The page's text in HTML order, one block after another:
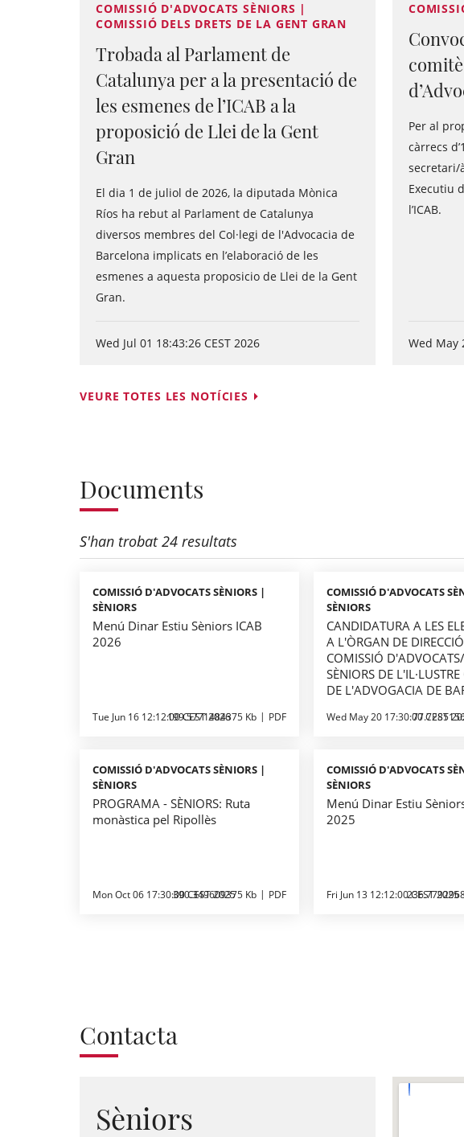
COMISSIÓ D'ADVOCATS SÈNIORS |
COMISSIÓ DELS DRETS DE LA GENT GRAN
Trobada al Parlament de
Catalunya per a la presentació de
les esmenes de l’ICAB a la
proposició de Llei de la Gent
Gran
El dia 1 de juliol de 2026, la diputada Mònica
Ríos ha rebut al Parlament de Catalunya
diversos membres del Col·legi de l'Advocacia de
Barcelona implicats en l’elaboració de les
esmenes a aquesta proposicio de Llei de la Gent
Gran.
Wed Jul 01 18:43:26 CEST 2026
Per al
càrrecs
secretari/
Executiu
l’ICAB.
Wed May
VEURE TOTES LES NOTÍCIES
Documents
S'han trobat 24 resultats
COMISSIÓ D'ADVOCATS SÈNIORS |
SÈNIORS
Menú Dinar Estiu Sèniors ICAB
2026
Tue Jun 16 12:12:00 CEST 2026
199.5771484375 Kb PDF
COMISSIÓ D'ADVOCATS
SÈNIORS
CANDIDATURA A LES
A L'ÒRGAN DE
COMISSIÓ
SÈNIORS DE L'IL·LUSTRE
DE L'ADVOGACIA DE
Wed May 20 17:30:00 CEST
COMISSIÓ D'ADVOCATS SÈNIORS |
SÈNIORS
PROGRAMA - SÈNIORS: Ruta
monàstica pel Ripollès
Mon Oct 06 17:30:00 CEST 2025
390.349609375 Kb PDF
COMISSIÓ D'ADVOCATS
SÈNIORS
Menú Dinar Estiu
2025
Fri Jun 13 12:12:00 CEST 2025
Contacta
Sèniors